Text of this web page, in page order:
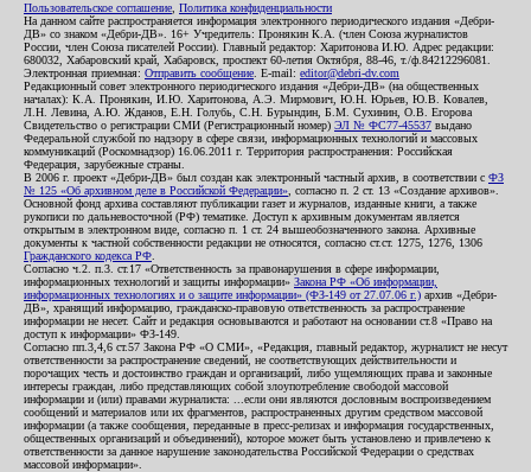
Пользовательское соглашение Политика конфиденциальности
На данном сайте распространяется информация электронного периодического издания «Дебри-
ДВ» со знаком «Дебри-ДВ». 16+ Учредитель: Пронякин К.А. (член Союза журналистов
России, член Союза писателей России). Главный редактор: Харитонова И.Ю. Адрес редакции:
680032, Хабаровский край, Хабаровск, проспект 60-летия Октября, 88-46, т./ф.84212296081.
Электронная приемная: Отправить сообщение . E-mail: editor@debri-dv.com
Редакционный совет электронного периодического издания «Дебри-ДВ» (на общественных
началах): К.А. Пронякин, И.Ю. Харитонова, А.Э. Мирмович, Ю.Н. Юрьев, Ю.В. Ковалев,
Л.Н. Левина, А.Ю. Жданов, Е.Н. Голубь, С.Н. Бурындин, Б.М. Сухинин, О.В. Егорова
Свидетельство о регистрации СМИ (Регистрационный номер) ЭЛ № ФС77-45537 выдано
Федеральной службой по надзору в сфере связи, информационных технологий и массовых
коммуникаций (Роскомнадзор) 16.06.2011 г. Территория распространения: Российская
Федерация, зарубежные страны.
В 2006 г. проект «Дебри-ДВ» был создан как электронный частный архив, в соответствии с ФЗ
№ 125 «Об архивном деле в Российской Федерации» , согласно п. 2 ст. 13 «Создание архивов».
Основной фонд архива составляют публикации газет и журналов, изданные книги, а также
рукописи по дальневосточной (РФ) тематике. Доступ к архивным документам является
открытым в электронном виде, согласно п. 1 ст. 24 вышеобозначенного закона. Архивные
документы к частной собственности редакции не относятся, согласно ст.ст. 1275, 1276, 1306
Гражданского кодекса РФ
Согласно ч.2. п.3. ст.17 «Ответственность за правонарушения в сфере информации,
информационных технологий и защиты информации» Закона РФ «Об информации,
информационных технологиях и о защите информации» (ФЗ-149 от 27.07.06 г.) архив «Дебри-
ДВ», хранящий информацию, гражданско-правовую ответственность за распространение
информации не несет. Сайт и редакция основываются и работают на основании ст.8 «Право на
доступ к информации» ФЗ-149.
Согласно пп.3,4,6 ст.57 Закона РФ «О СМИ», «Редакция, главный редактор, журналист не несут
ответственности за распространение сведений, не соответствующих действительности и
порочащих честь и достоинство граждан и организаций, либо ущемляющих права и законные
интересы граждан, либо представляющих собой злоупотребление свободой массовой
информации и (или) правами журналиста: ...если они являются дословным воспроизведением
сообщений и материалов или их фрагментов, распространенных другим средством массовой
информации (а также сообщения, переданные в пресс-релизах и информация государственных,
общественных организаций и объединений), которое может быть установлено и привлечено к
ответственности за данное нарушение законодательства Российской Федерации о средствах
массовой информации».